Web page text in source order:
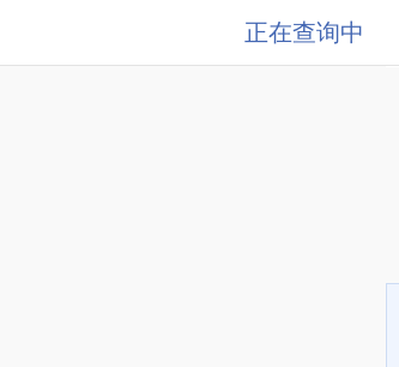
正在查询中